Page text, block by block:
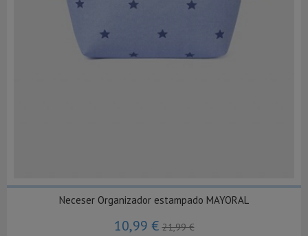
Neceser Organizador estampado MAYORAL
10,99 €21,99 €